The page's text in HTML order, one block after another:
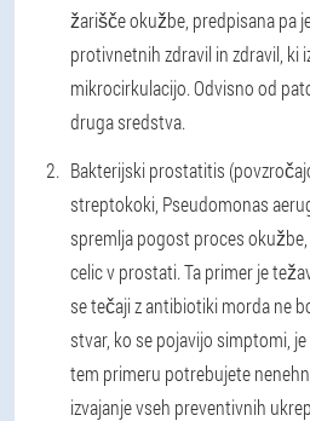
žarišče okužbe, predpisana pa
protivnetnih zdravil in zdravil, ki
mikrocirkulacijo. Odvisno od
druga sredstva.
Bakterijski prostatitis
streptokoki, Pseudomonas
spremlja pogost proces
celic v prostati. Ta primer je
se tečaji z antibiotiki morda ne
stvar, ko se pojavijo simptomi,
tem primeru potrebujete
izvajanje vseh preventivnih